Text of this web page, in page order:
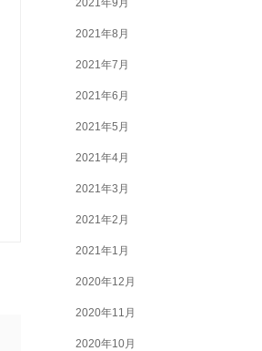
2021年8月
2021年7月
2021年6月
2021年5月
2021年4月
2021年3月
2021年2月
2021年1月
2020年12月
2020年11月
2020年10月